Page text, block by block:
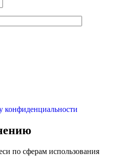
конфиденциальности
по сферам использования